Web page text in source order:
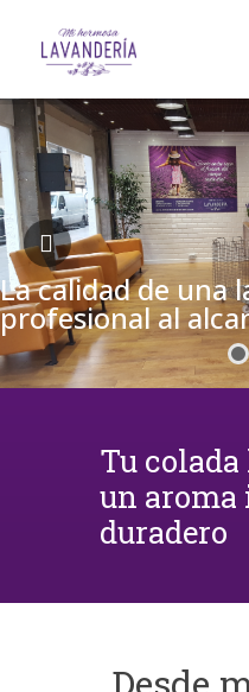
La calidad de una
profesional al
Tu
un aroma
duradero
Desde